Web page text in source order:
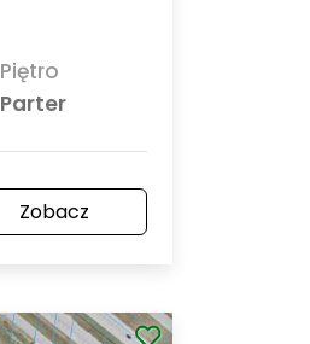
Piętro
Parter
Zobacz